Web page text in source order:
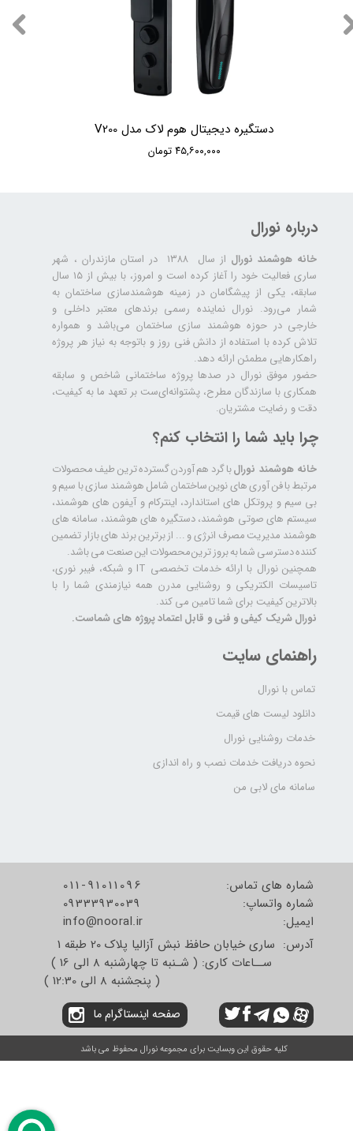
دستگیره دیجیتال هوم لاک مدل V200
۴۵,۶۰۰,۰۰۰ تومان
درباره نورال
خانه هوشمند نورال
از سال ۱۳۸۸ در استان مازندران ، شهر
ساری فعالیت خود را آغاز کرده است و امروز، با بیش از ۱۵ سال
سابقه، یکی از پیشگامان در زمینه هوشمندسازی ساختمان به
شمار می‌رود. نورال نماینده رسمی برندهای معتبر داخلی و
خارجی در حوزه هوشمند سازی ساختمان می‌باشد و همواره
تلاش کرده با استفاده از دانش فنی روز و باتوجه به نیاز هر پروژه
راهکارهایی مطمئن ارائه دهد.
حضور موفق نورال در صدها پروژه‌ ساختمانی شاخص و سابقه
همکاری با سازندگان مطرح، پشتوانه‌ای‌ست بر تعهد ما به کیفیت،
دقت و رضایت مشتریان.
راهنمای سایت
تماس با نورال
دانلود لیست های قیمت
خدمات روشنایی نورال
نحوه دریافت خدمات نصب و راه اندازی
سامانه مای لابی من
چرا باید شما را انتخاب کنم؟
خانه هوشمند نورالبا گرد هم آوردن گسترده ترین طیف محصولات
مرتبط با فن آوری های نوین ساختمان شامل هوشمند سازی با سیم و
بی سیم و پروتکل های استاندارد، اینترکام و آیفون های هوشمند،
سیستم های صوتی هوشمند، دستگیره های هوشمند، سامانه های
هوشمند مدیریت مصرف انرژی و ... از برترین برند های بازار تضمین
کننده دسترسی شما به بروز ترین محصولات این صنعت می باشد.
همچنین نورال با ارائه خدمات تخصصی IT و شبکه، فیبر نوری،
تاسیسات الکتریکی و روشنایی مدرن همه نیازمندی شما را با
بالاترین کیفیت برای شما تامین می کند.
نورال شریک کیفی و فنی و قابل اعتماد پروژه های شماست.
شماره های تماس:
شماره واتساپ:
​​​​​​​ایمیل:
011-91011096
09333930039
info@nooral.ir
آدرس: ساری خیابان حافظ نبش آزالیا پلاک 20 طبقه 1
ســاعات کاری: ( شـنبه تا چهارشنبه 8 الی 16 )
( پنجشنبه 8 الی 12:30 )
صفحه اینستاگرام ما
کلیه حقوق این وبسایت برای مجموعه نورال محفوظ می باشد